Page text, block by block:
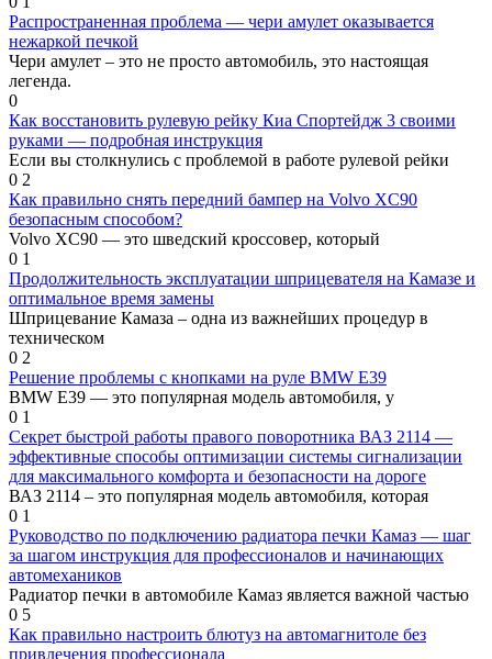
Распространенная проблема — чери амулет оказывается
нежаркой печкой
Чери амулет – это не просто автомобиль, это настоящая
легенда.
0
Как восстановить рулевую рейку Киа Спортейдж 3 своими
руками — подробная инструкция
Если вы столкнулись с проблемой в работе рулевой рейки
0 2
Как правильно снять передний бампер на Volvo XC90
безопасным способом?
Volvo XC90 — это шведский кроссовер, который
0 1
Продолжительность эксплуатации шприцевателя на Камазе и
оптимальное время замены
Шприцевание Камаза – одна из важнейших процедур в
техническом
0 2
Решение проблемы с кнопками на руле BMW E39
BMW Е39 — это популярная модель автомобиля, у
0 1
Секрет быстрой работы правого поворотника ВАЗ 2114 —
эффективные способы оптимизации системы сигнализации
для максимального комфорта и безопасности на дороге
ВАЗ 2114 – это популярная модель автомобиля, которая
0 1
Руководство по подключению радиатора печки Камаз — шаг
за шагом инструкция для профессионалов и начинающих
автомехаников
Радиатор печки в автомобиле Камаз является важной частью
0 5
Как правильно настроить блютуз на автомагнитоле без
привлечения профессионала